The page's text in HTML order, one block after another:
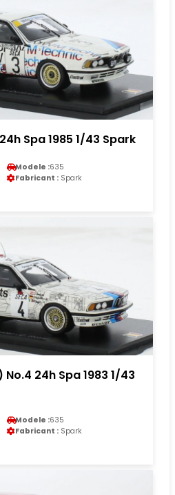
Spa 1985 1/43 Spark
Modele :635
Fabricant : Spark
No.4 24h Spa 1983 1/43
Modele :635
Fabricant : Spark